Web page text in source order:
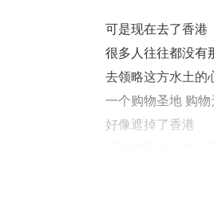
可是现在去了香港
很多人往往都没有
去领略这方水土的
一个购物圣地 购
好像遮掉了香港